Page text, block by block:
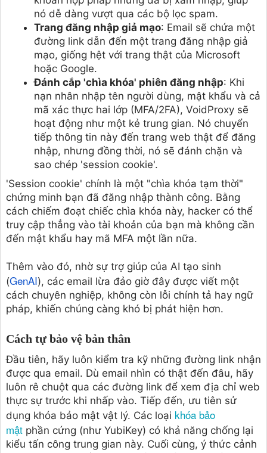
nó dễ dàng vượt qua các bộ lọc spam.
Trang đăng nhập giả mạo: Email sẽ chứa một
đường link dẫn đến một trang đăng nhập giả
mạo, giống hệt với trang thật của Microsoft
hoặc Google.
Đánh cắp 'chìa khóa' phiên đăng nhập: Khi
nạn nhân nhập tên người dùng, mật khẩu và cả
mã xác thực hai lớp (MFA/2FA), VoidProxy sẽ
hoạt động như một kẻ trung gian. Nó chuyển
tiếp thông tin này đến trang web thật để đăng
nhập, nhưng đồng thời, nó sẽ đánh chặn và
sao chép 'session cookie'.
'Session cookie' chính là một "chìa khóa tạm thời"
chứng minh bạn đã đăng nhập thành công. Bằng
cách chiếm đoạt chiếc chìa khóa này, hacker có thể
truy cập thẳng vào tài khoản của bạn mà không cần
đến mật khẩu hay mã MFA một lần nữa.
Thêm vào đó, nhờ sự trợ giúp của AI tạo sinh
(GenAI), các email lừa đảo giờ đây được viết một
cách chuyên nghiệp, không còn lỗi chính tả hay ngữ
pháp, khiến chúng càng khó bị phát hiện hơn.
Cách tự bảo vệ bản thân
Đầu tiên, hãy luôn kiểm tra kỹ những đường link nhận
được qua email. Dù email nhìn có thật đến đâu, hãy
luôn rê chuột qua các đường link để xem địa chỉ web
thực sự trước khi nhấp vào. Tiếp đến, ưu tiên sử
dụng khóa bảo mật vật lý. Các loại khóa bảo
mật phần cứng (như YubiKey) có khả năng chống lại
kiểu tấn công trung gian này. Cuối cùng, ý thức cảnh